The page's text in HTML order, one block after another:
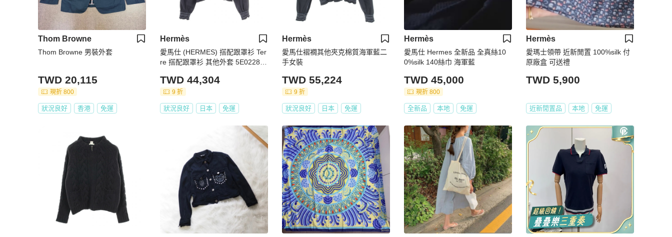
Thom Browne
Thom Browne 男裝外套
TWD 20,115
現折 800
狀況良好 香港 免運
Hermès
愛馬仕 (HERMES) 搭配跟罩衫 Ter
re 搭配跟罩衫 其他外套 5E0228D
TWD 44,304
9 折
狀況良好 日本 免運
Hermès
愛馬仕褶襉其他夾克棉質海軍藍二
手女裝
TWD 55,224
9 折
狀況良好 日本 免運
Hermès
愛馬仕 Hermes 全新品 全真絲10
0%silk 140絲巾 海軍藍
TWD 45,000
現折 800
全新品 本地 免運
Hermès
愛瑪士領帶 近新閒置 100%silk 付
原廠盒 可送禮
TWD 5,900
近新閒置品 本地 免運